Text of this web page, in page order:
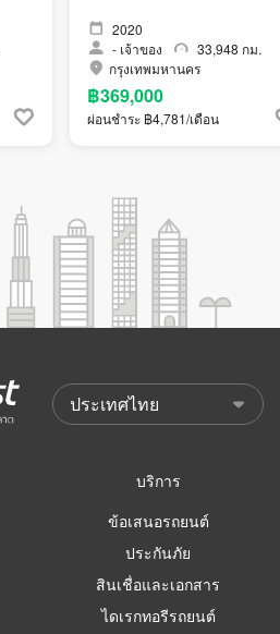
2020
- เจ้าของ
33,948 กม.
กรุงเทพมหานคร
฿369,000
ผ่อนชำระ ฿4,781/เดือน
บริการ
ข้อเสนอรถยนต์
ประกันภัย
สินเชื่อและเอกสาร
ไดเรกทอรีรถยนต์